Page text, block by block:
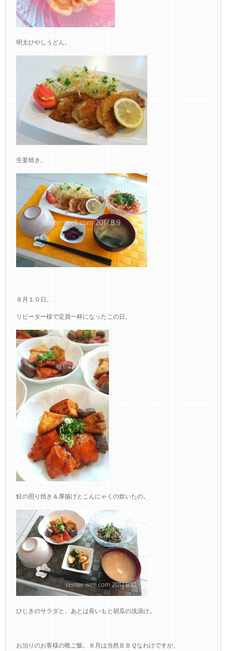
明太ひやしうどん。
生姜焼き。
８月１０日。
リピーター様で定員一杯になったこの日。
鮭の照り焼き＆厚揚げとこんにゃくの炊いたの。
ひじきのサラダと、あとは長いもと胡瓜の浅漬け。
お泊りのお客様の晩ご飯。８月は当然ＢＢＱなわけですが、